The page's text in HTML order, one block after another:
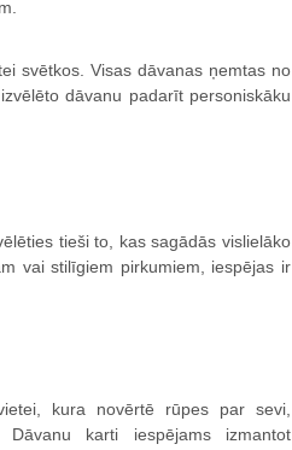
svētkos. Visas dāvanas ņemtas no
dāvanu padarīt personiskāku
tieši to, kas sagādās vislielāko
vai stilīgiem pirkumiem, iespējas ir
kura novērtē rūpes par sevi,
Dāvanu karti iespējams izmantot